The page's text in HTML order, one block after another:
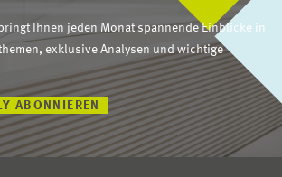
Ihnen jeden Monat spannende Einblicke in
exklusive Analysen und wichtige
ABONNIEREN